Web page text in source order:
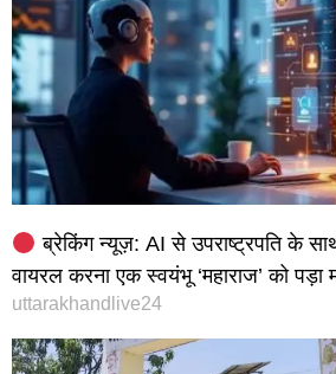
ब्रेकिंग न्यूज़: AI से उपराष्ट्रपति के
वायरल करना एक स्वयंभू ‘महाराज’ को पड़ा
uttarakhandlive24